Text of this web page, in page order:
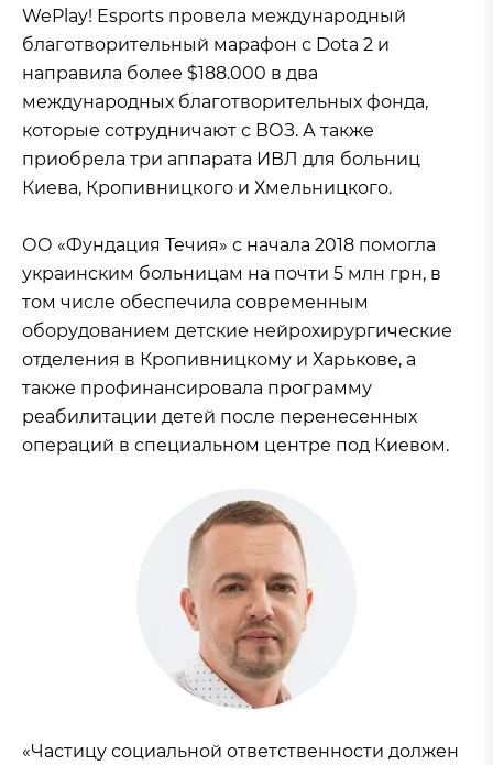
WePlay! Esports провела международный
благотворительный марафон с Dota 2 и
направила более $188.000 в два
международных благотворительных фонда,
которые сотрудничают с ВОЗ. А также
приобрела три аппарата ИВЛ для больниц
Киева, Кропивницкого и Хмельницкого.
ОО «Фундация Течия» с начала 2018 помогла
украинским больницам на почти 5 млн грн, в
том числе обеспечила современным
оборудованием детские нейрохирургические
отделения в Кропивницкому и Харькове, а
также профинансировала программу
реабилитации детей после перенесенных
операций в специальном центре под Киевом.
«Частицу социальной ответственности должен